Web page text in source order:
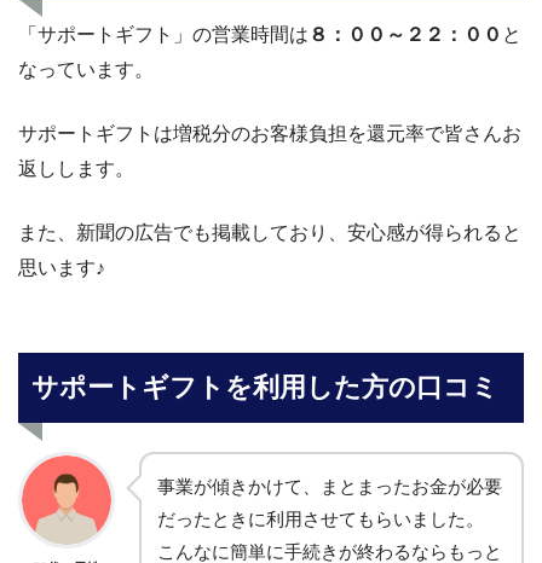
「サポートギフト」の営業時間は ８ ：００～２２：００ と
なっています。
サポートギフトは増税分のお客様負担を還元率で皆さんお
返しします。
また、新聞の広告でも掲載しており、安心感が得られると
思います♪
サポートギフトを利用した方の口コミ
事業が傾きかけて、まとまったお金が必要
だったときに利用させてもらいました。
こんなに簡単に手続きが終わるならもっと